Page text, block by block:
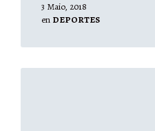
3 Maio, 2018
en DEPORTES
Leer